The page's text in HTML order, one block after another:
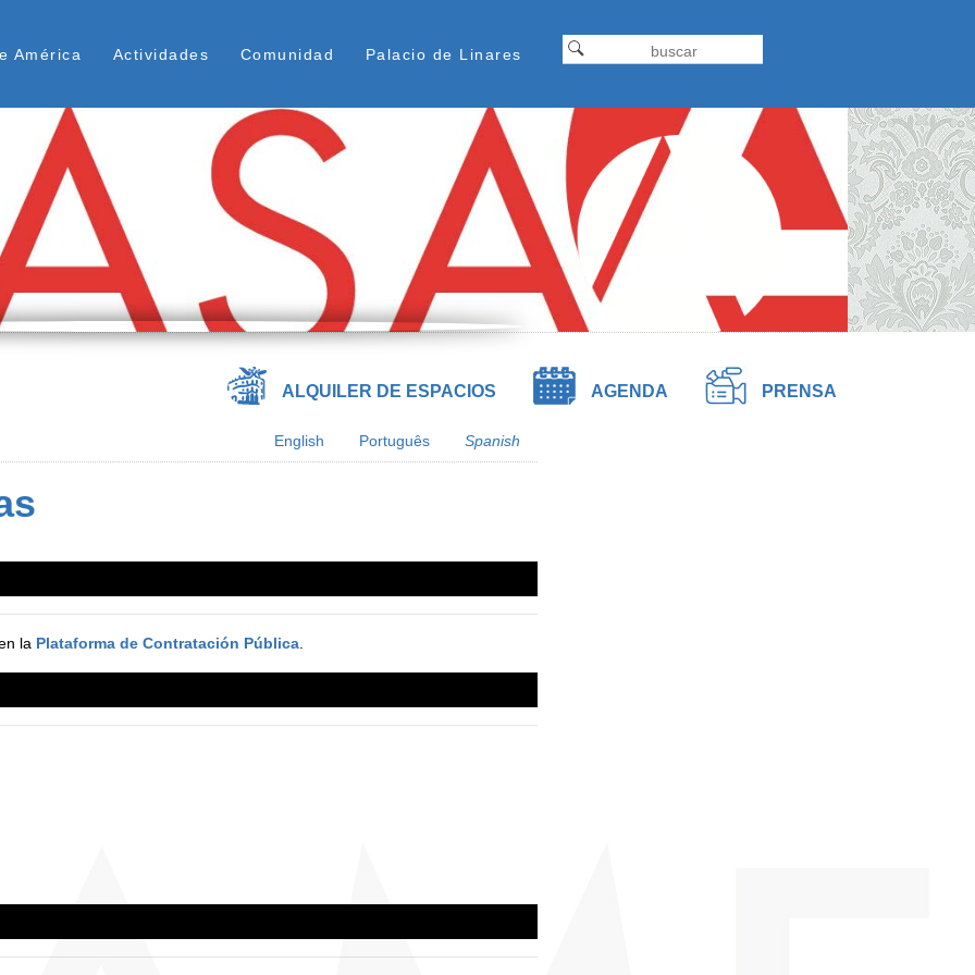
Superior
América Actividades Comunidad Palacio de Linares Formulariodebusqueda
Buscar
ALQUILER DE ESPACIOS AGENDA PRENSA
English Português Spanish
la Plataforma de Contratación Pública